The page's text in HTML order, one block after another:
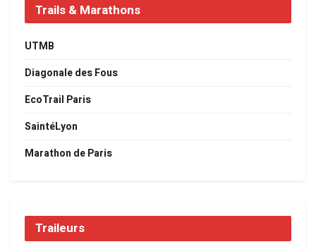
Trails & Marathons
UTMB
Diagonale des Fous
EcoTrail Paris
SaintéLyon
Marathon de Paris
Traileurs